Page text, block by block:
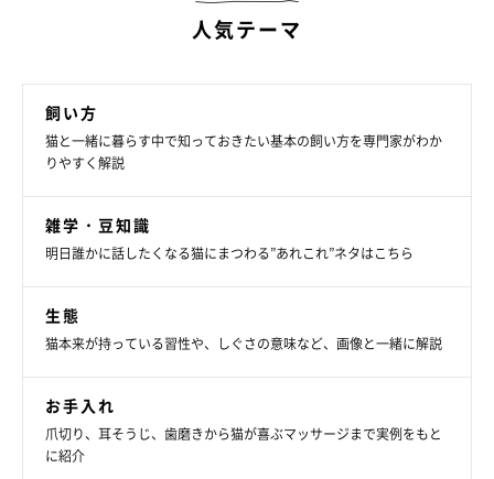
さん飲んでもらえるよう、家の中には水飲み場を複数用意して、
水飲み場の設置場所は、愛猫の行動範囲より広めに。猫の移動量
が増えることで、運動量の増加も期待できます。
う。
お話を伺った先生／山本宗伸先生（Tokyo Cat Specialists院長）
参考／「ねこのきもち」2021年11月号『運動＆食事 小さな積み
文／東里奈
※写真はスマホアプリ「いぬ・ねこのきもち」で投稿されたもの
です。
人気テーマ
飼い方
猫と一緒に暮らす中で知っておきたい基本の飼い方を専門家がわか
りやすく解説
雑学・豆知識
明日誰かに話したくなる猫にまつわる”あれこれ”ネタはこちら
生態
猫本来が持っている習性や、しぐさの意味など、画像と一緒に解説
お手入れ
爪切り、耳そうじ、歯磨きから猫が喜ぶマッサージまで実例をもと
に紹介